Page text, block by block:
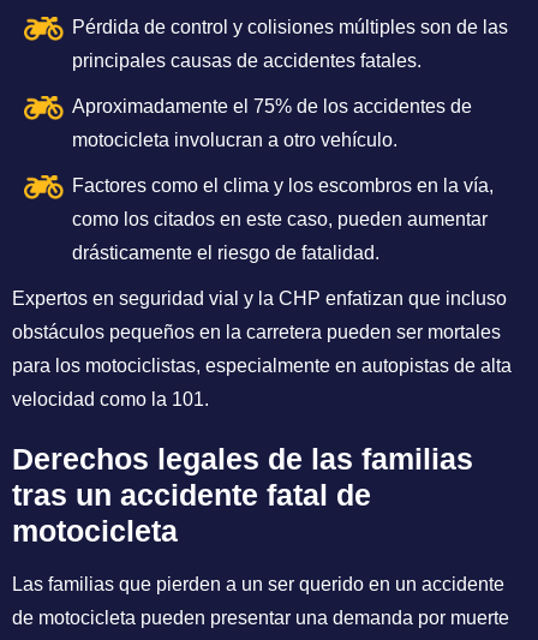
Pérdida de control y colisiones múltiples son de las
principales causas de accidentes fatales.
Aproximadamente el 75% de los accidentes de
motocicleta involucran a otro vehículo.
Factores como el clima y los escombros en la vía,
como los citados en este caso, pueden aumentar
drásticamente el riesgo de fatalidad.
Expertos en seguridad vial y la CHP enfatizan que incluso
obstáculos pequeños en la carretera pueden ser mortales
para los motociclistas, especialmente en autopistas de alta
velocidad como la 101.
Derechos legales de las familias
tras un accidente fatal de
motocicleta
Las familias que pierden a un ser querido en un accidente
de motocicleta pueden presentar una demanda por muerte